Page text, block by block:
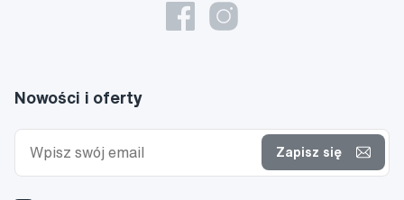
Nowości i oferty
Zapisz się